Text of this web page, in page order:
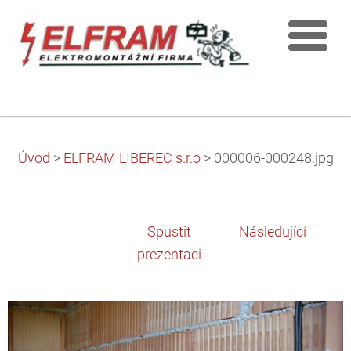
Úvod > ELFRAM LIBEREC s.r.o > 000006-000248.jpg
Spustit
prezentaci
Následující